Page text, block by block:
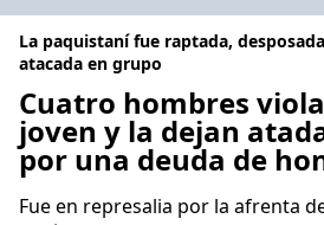
La paquistaní fue raptada,
atacada en grupo
Cuatro hombres
joven y la dejan
por una deuda de
Fue en represalia por la afrenta